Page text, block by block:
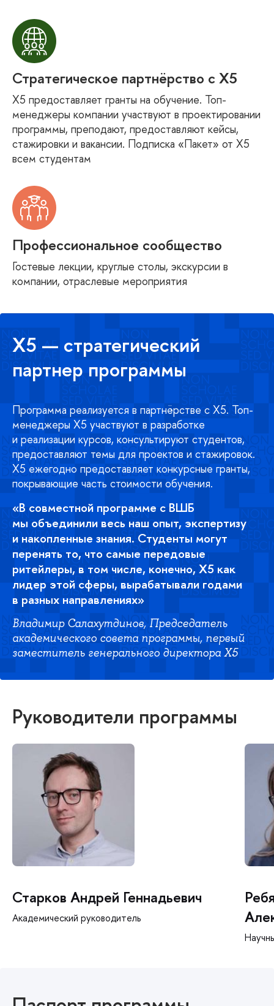
Стратегическое партнёрство с X5
Х5 предоставляет гранты на обучение. Топ-
менеджеры компании участвуют в проектировании
программы, преподают, предоставляют кейсы,
стажировки и вакансии. Подписка «Пакет» от Х5
всем студентам
Профессиональное сообщество
Гостевые лекции, круглые столы, экскурсии в
компании, отраслевые мероприятия
X5 — стратегический
партнер программы
Программа реализуется в партнёрстве с X5. Топ-
менеджеры X5 участвуют в разработке
и реализации курсов, консультируют студентов,
предоставляют темы для проектов и стажировок.
Х5 ежегодно предоставляет конкурсные гранты,
покрывающие часть стоимости обучения.
«В совместной программе с ВШБ
мы объединили весь наш опыт, экспертизу
и накопленные знания. Студенты могут
перенять то, что самые передовые
ритейлеры, в том числе, конечно, Х5 как
лидер этой сферы, вырабатывали годами
в разных направлениях»
Владимир Салахутдинов, Председатель
академического совета программы, первый
заместитель генерального директора X5
Руководители программы
Старков Андрей Геннадьевич
Академический руководитель